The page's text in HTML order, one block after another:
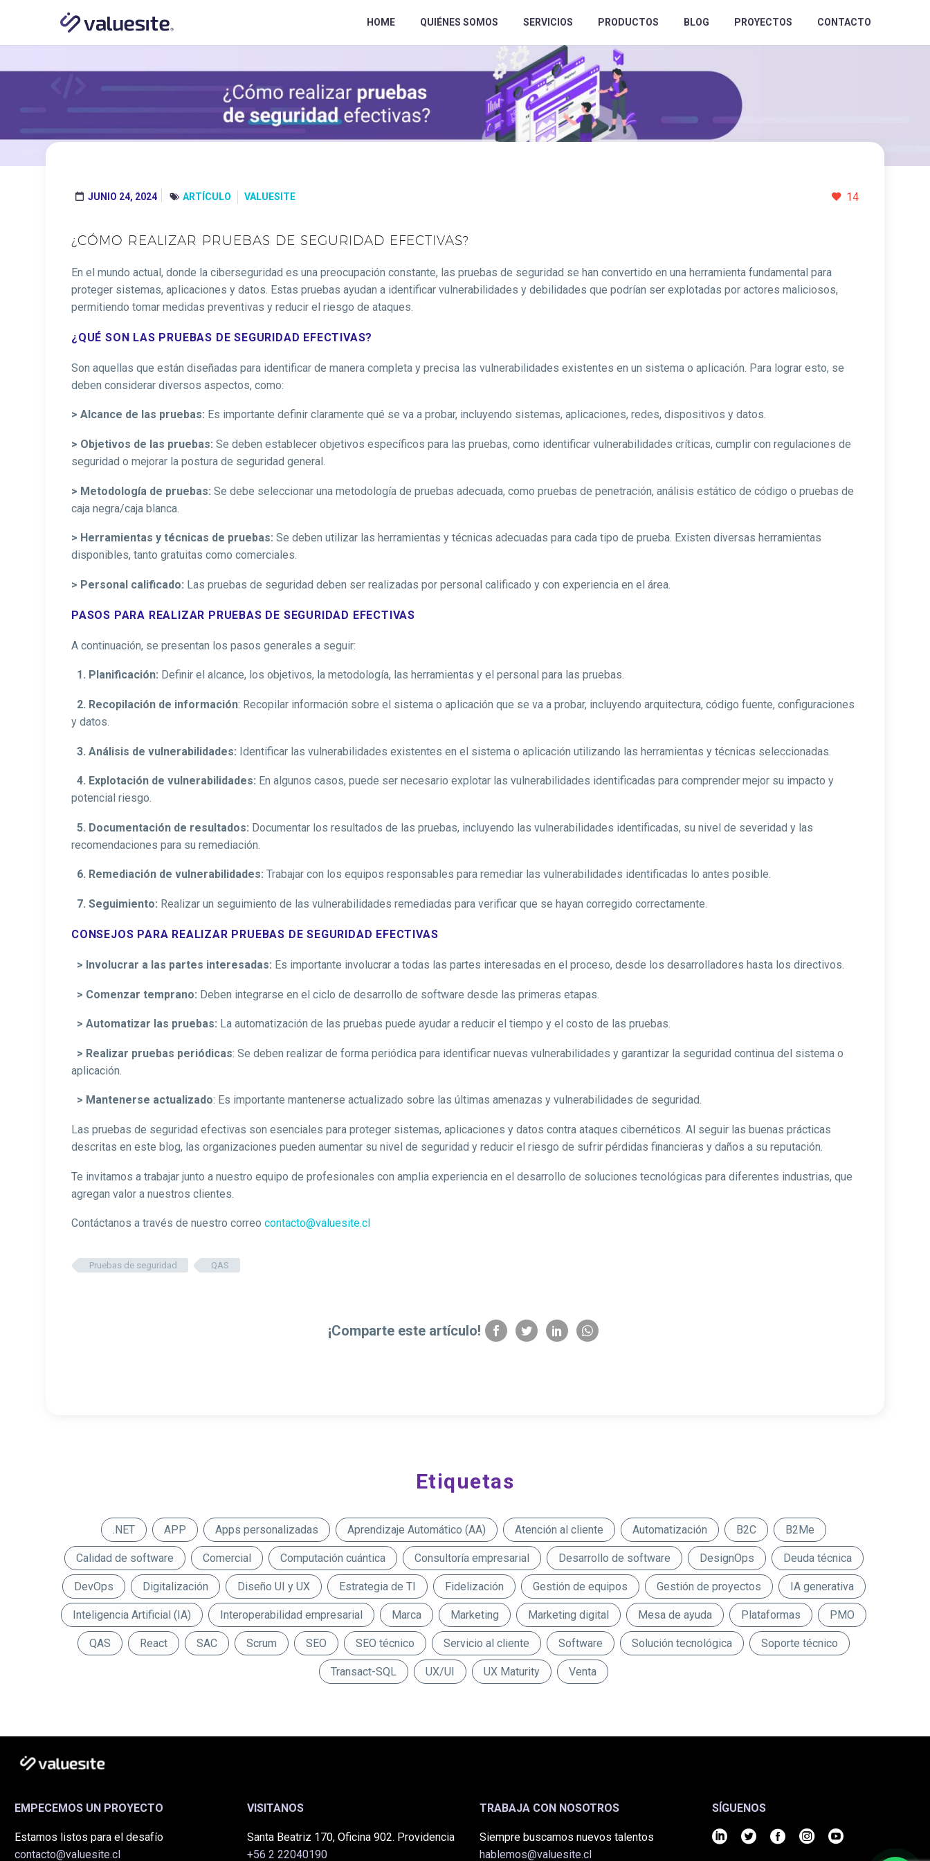
HOME QUIÉNES SOMOS SERVICIOS PRODUCTOS BLOG PROYECTOS CONTACTO
14

 JUNIO 24, 2024 
 ARTÍCULO VALUESITE
¿CÓMO REALIZAR PRUEBAS DE SEGURIDAD EFECTIVAS?
En el mundo actual, donde la ciberseguridad es una preocupación constante, las pruebas de seguridad se han convertido en una herramienta fundamental para
proteger sistemas, aplicaciones y datos. Estas pruebas ayudan a identificar vulnerabilidades y debilidades que podrían ser explotadas por actores maliciosos,
permitiendo tomar medidas preventivas y reducir el riesgo de ataques.
¿QUÉ SON LAS PRUEBAS DE SEGURIDAD EFECTIVAS?
Son aquellas que están diseñadas para identificar de manera completa y precisa las vulnerabilidades existentes en un sistema o aplicación. Para lograr esto, se
deben considerar diversos aspectos, como:
> Alcance de las pruebas: Es importante definir claramente qué se va a probar, incluyendo sistemas, aplicaciones, redes, dispositivos y datos.
> Objetivos de las pruebas: Se deben establecer objetivos específicos para las pruebas, como identificar vulnerabilidades críticas, cumplir con regulaciones de
seguridad o mejorar la postura de seguridad general.
> Metodología de pruebas: Se debe seleccionar una metodología de pruebas adecuada, como pruebas de penetración, análisis estático de código o pruebas de
caja negra/caja blanca.
> Herramientas y técnicas de pruebas: Se deben utilizar las herramientas y técnicas adecuadas para cada tipo de prueba. Existen diversas herramientas
disponibles, tanto gratuitas como comerciales.
> Personal calificado: Las pruebas de seguridad deben ser realizadas por personal calificado y con experiencia en el área.
PASOS PARA REALIZAR PRUEBAS DE SEGURIDAD EFECTIVAS
A continuación, se presentan los pasos generales a seguir:
1. Planificación: Definir el alcance, los objetivos, la metodología, las herramientas y el personal para las pruebas.
2. Recopilación de información: Recopilar información sobre el sistema o aplicación que se va a probar, incluyendo arquitectura, código fuente, configuraciones
y datos.
3. Análisis de vulnerabilidades: Identificar las vulnerabilidades existentes en el sistema o aplicación utilizando las herramientas y técnicas seleccionadas.
4. Explotación de vulnerabilidades: En algunos casos, puede ser necesario explotar las vulnerabilidades identificadas para comprender mejor su impacto y
potencial riesgo.
5. Documentación de resultados: Documentar los resultados de las pruebas, incluyendo las vulnerabilidades identificadas, su nivel de severidad y las
recomendaciones para su remediación.
6. Remediación de vulnerabilidades: Trabajar con los equipos responsables para remediar las vulnerabilidades identificadas lo antes posible.
7. Seguimiento: Realizar un seguimiento de las vulnerabilidades remediadas para verificar que se hayan corregido correctamente.
CONSEJOS PARA REALIZAR PRUEBAS DE SEGURIDAD EFECTIVAS
> Involucrar a las partes interesadas: Es importante involucrar a todas las partes interesadas en el proceso, desde los desarrolladores hasta los directivos.
> Comenzar temprano: Deben integrarse en el ciclo de desarrollo de software desde las primeras etapas.
> Automatizar las pruebas: La automatización de las pruebas puede ayudar a reducir el tiempo y el costo de las pruebas.
> Realizar pruebas periódicas: Se deben realizar de forma periódica para identificar nuevas vulnerabilidades y garantizar la seguridad continua del sistema o
aplicación.
> Mantenerse actualizado: Es importante mantenerse actualizado sobre las últimas amenazas y vulnerabilidades de seguridad.
Las pruebas de seguridad efectivas son esenciales para proteger sistemas, aplicaciones y datos contra ataques cibernéticos. Al seguir las buenas prácticas
descritas en este blog, las organizaciones pueden aumentar su nivel de seguridad y reducir el riesgo de sufrir pérdidas financieras y daños a su reputación.
Te invitamos a trabajar junto a nuestro equipo de profesionales con amplia experiencia en el desarrollo de soluciones tecnológicas para diferentes industrias, que
agregan valor a nuestros clientes.
Contáctanos a través de nuestro correo contacto@valuesite.cl
Pruebas de seguridad QAS
¡Comparte este artículo!
Etiquetas
.NET APP Apps personalizadas Aprendizaje Automático (AA) Atención al cliente Automatización B2C B2Me
Calidad de software Comercial Computación cuántica Consultoría empresarial Desarrollo de software DesignOps Deuda técnica
DevOps Digitalización Diseño UI y UX Estrategia de TI Fidelización Gestión de equipos Gestión de proyectos IA generativa
Inteligencia Artificial (IA) Interoperabilidad empresarial Marca Marketing Marketing digital Mesa de ayuda Plataformas PMO
QAS React SAC Scrum SEO SEO técnico Servicio al cliente Software Solución tecnológica Soporte técnico
Transact-SQL UX/UI UX Maturity Venta
EMPECEMOS UN PROYECTO
Estamos listos para el desafío
contacto@valuesite.cl
VISITANOS
Santa Beatriz 170, Oficina 902. Providencia
+56 2 22040190
TRABAJA CON NOSOTROS
Siempre buscamos nuevos talentos
hablemos@valuesite.cl
SÍGUENOS